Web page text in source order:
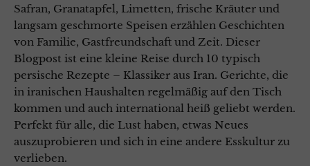
Safran, Granatapfel, Limetten, frische Kräuter und
langsam geschmorte Speisen erzählen Geschichten
von Familie, Gastfreundschaft und Zeit. Dieser
Blogpost ist eine kleine Reise durch 10 typisch
persische Rezepte – Klassiker aus Iran. Gerichte, die
in iranischen Haushalten regelmäßig auf den Tisch
kommen und auch international heiß geliebt werden.
Perfekt für alle, die Lust haben, etwas Neues
auszuprobieren und sich in eine andere Esskultur zu
verlieben.